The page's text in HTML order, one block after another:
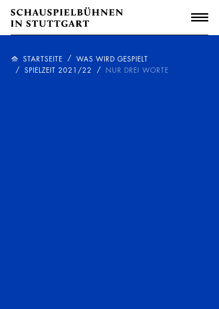
STARTSEITE
WAS WIRD GESPIELT
SPIELZEIT 2021/22
NUR DREI WORTE